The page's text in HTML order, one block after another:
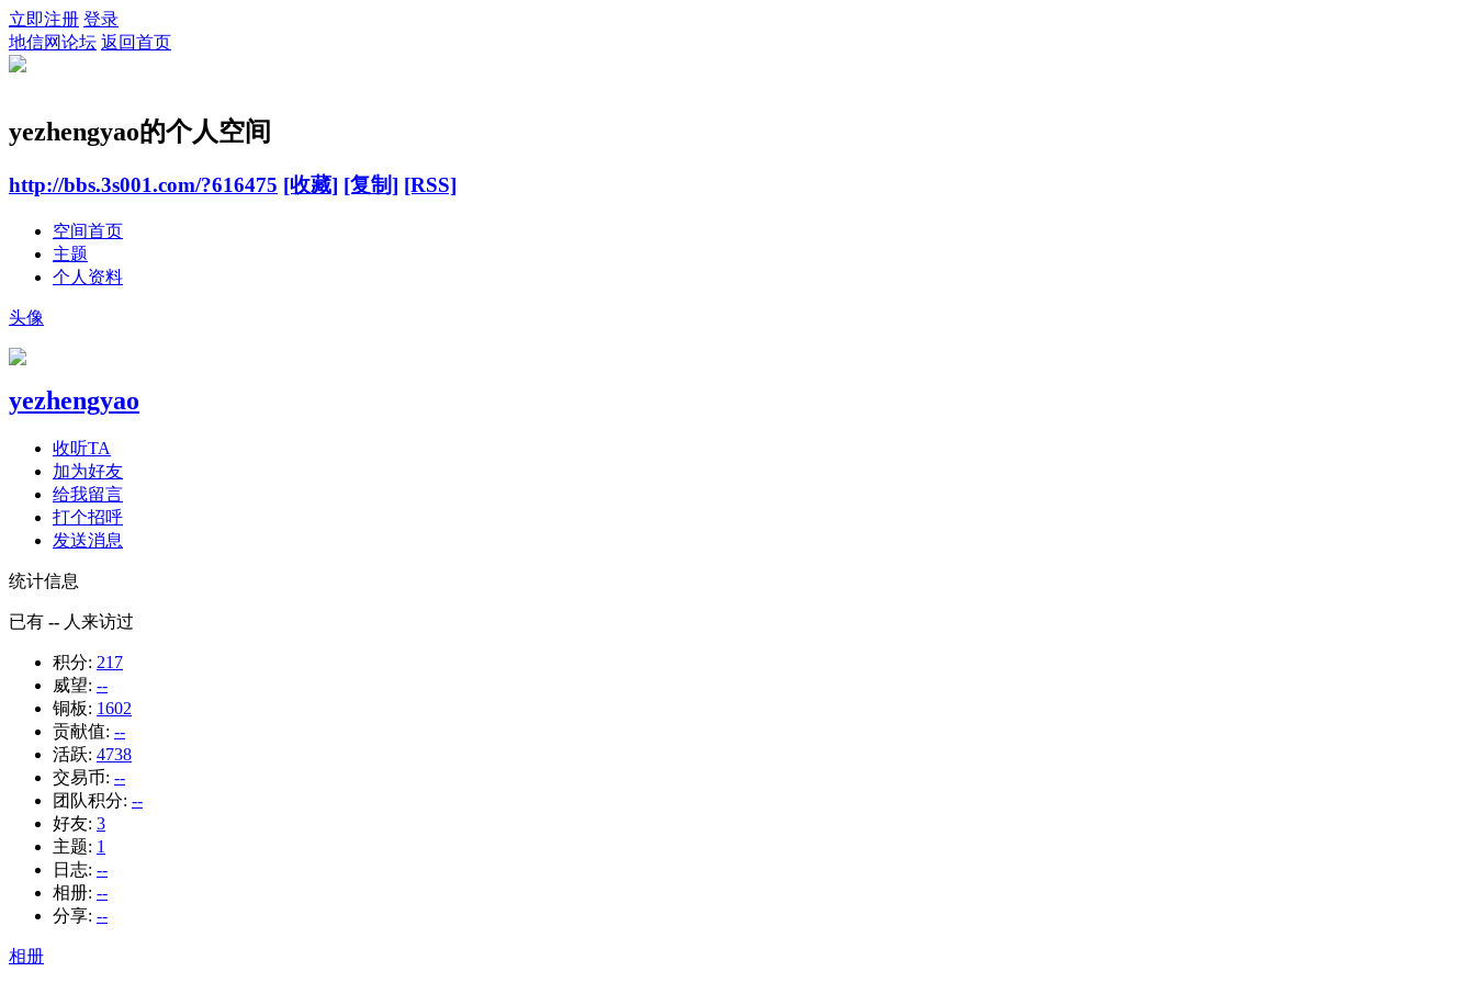
立即注册 登录
地信网论坛 返回首页
yezhengyao的个人空间
http://bbs.3s001.com/?616475 [收藏] [复制] [RSS]
空间首页
主题
个人资料
头像
yezhengyao
收听TA
加为好友
给我留言
打个招呼
发送消息
统计信息
已有 -- 人来访过
积分: 217
威望: --
铜板: 1602
贡献值: --
活跃: 4738
交易币: --
团队积分: --
好友: 3
主题: 1
日志: --
相册: --
分享: --
相册